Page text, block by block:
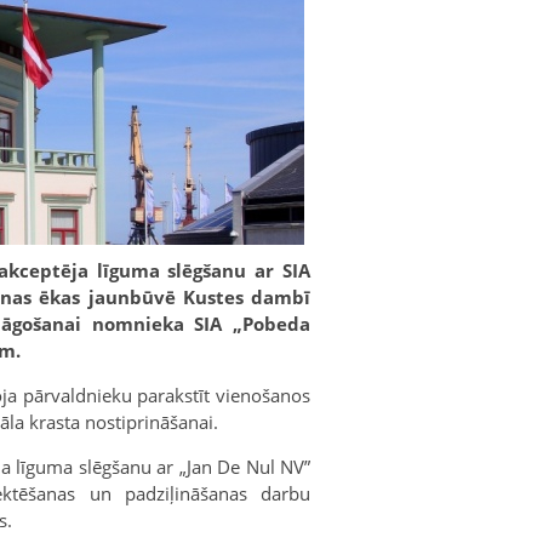
līguma slēgšanu ar SIA
ēkas jaunbūvē Kustes dambī
nomnieka SIA „Pobeda
pārvaldnieku parakstīt vienošanos
krasta nostiprināšanai.
slēgšanu ar „Jan De Nul NV”
un padziļināšanas darbu